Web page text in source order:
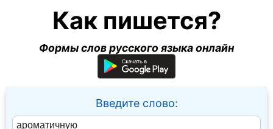
Как пишется?
Формы слов русского языка онлайн
Введите слово: